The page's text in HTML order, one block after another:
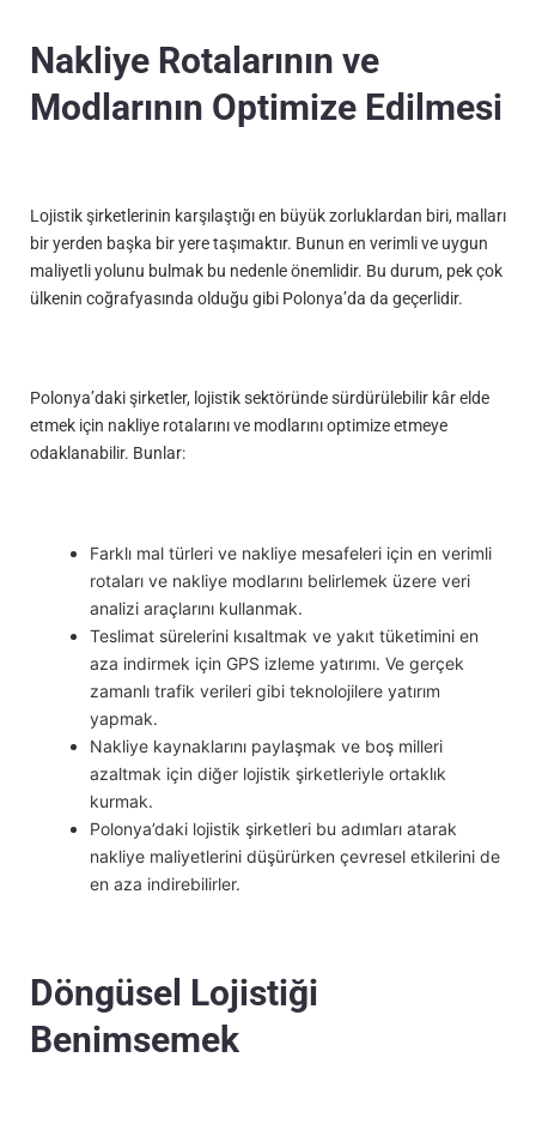
Nakliye Rotalarının ve
Modlarının Optimize Edilmesi
Lojistik şirketlerinin karşılaştığı en büyük zorluklardan biri, malları
bir yerden başka bir yere taşımaktır. Bunun en verimli ve uygun
maliyetli yolunu bulmak bu nedenle önemlidir. Bu durum, pek çok
ülkenin coğrafyasında olduğu gibi Polonya’da da geçerlidir.
Polonya’daki şirketler, lojistik sektöründe sürdürülebilir kâr elde
etmek için nakliye rotalarını ve modlarını optimize etmeye
odaklanabilir. Bunlar:
Farklı mal türleri ve nakliye mesafeleri için en verimli
rotaları ve nakliye modlarını belirlemek üzere veri
analizi araçlarını kullanmak.
Teslimat sürelerini kısaltmak ve yakıt tüketimini en
aza indirmek için GPS izleme yatırımı. Ve gerçek
zamanlı trafik verileri gibi teknolojilere yatırım
yapmak.
Nakliye kaynaklarını paylaşmak ve boş milleri
azaltmak için diğer lojistik şirketleriyle ortaklık
kurmak.
Polonya’daki lojistik şirketleri bu adımları atarak
nakliye maliyetlerini düşürürken çevresel etkilerini de
en aza indirebilirler.
Döngüsel Lojistiği
Benimsemek